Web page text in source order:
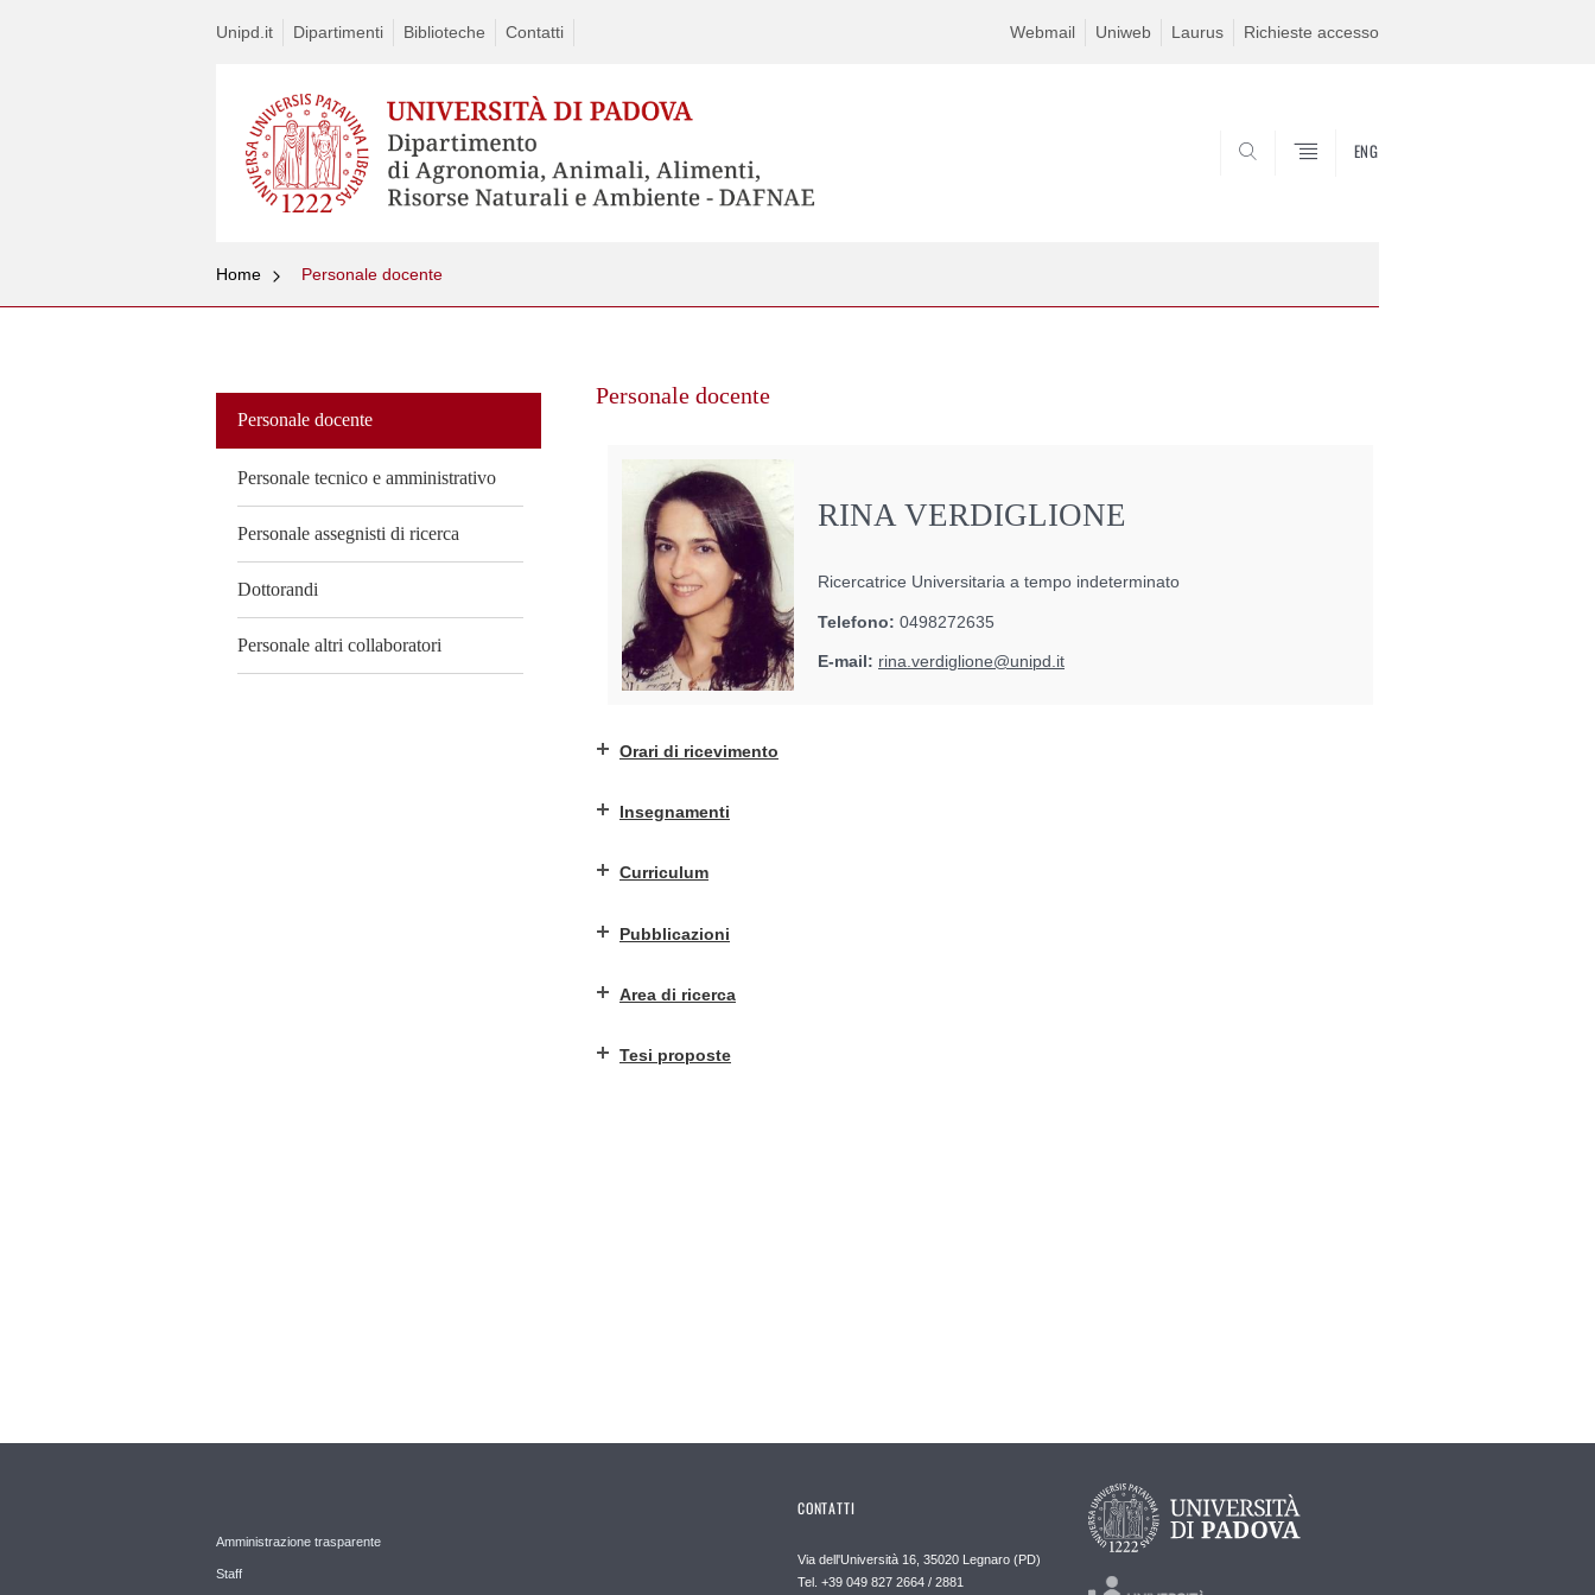
Unipd.it Dipartimenti Biblioteche Contatti Webmail Uniweb Laurus Richieste accesso
ENG
Home Personale docente
Personale docente
Personale tecnico e amministrativo
Personale assegnisti di ricerca
Dottorandi
Personale altri collaboratori
Personale docente
RINA VERDIGLIONE
Ricercatrice Universitaria a tempo indeterminato
Telefono: 0498272635
E-mail: rina.verdiglione@unipd.it
Orari di ricevimento
Insegnamenti
Curriculum
Pubblicazioni
Area di ricerca
Tesi proposte
Amministrazione trasparente
Staff
CONTATTI
Via dell'Università 16, 35020 Legnaro (PD)
Tel. +39 049 827 2664 / 2881